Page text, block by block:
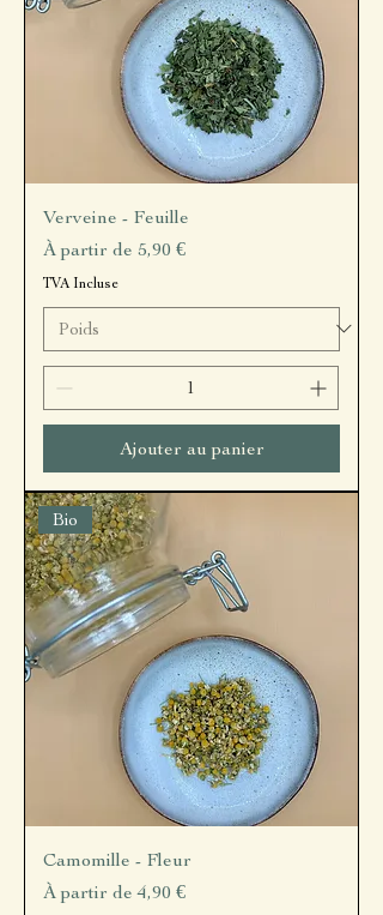
Verveine - Feuille
À partir de 5,90 €
Prix promotionnel
TVA Incluse
Ajouter au panier
Bio
Camomille - Fleur
À partir de4,90 €
Prix promotionnel